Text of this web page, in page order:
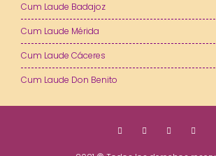
Cum Laude Badajoz
Cum Laude Mérida
Cum Laude Cáceres
Cum Laude Don Benito